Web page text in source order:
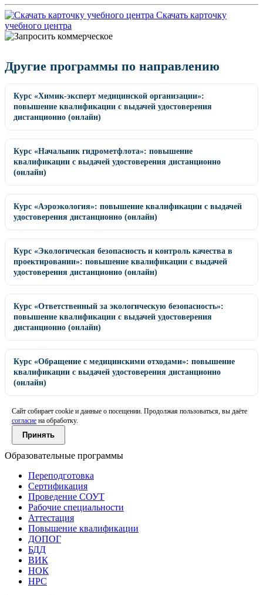
Скачать карточку
учебного центра
Другие программы по направлению
Курс «Химик-эксперт медицинской организации»:
повышение квалификации с выдачей удостоверения
дистанционно (онлайн)
Курс «Начальник гидрометфлота»: повышение
квалификации с выдачей удостоверения дистанционно
(онлайн)
Курс «Аэроэкология»: повышение квалификации с выдачей
удостоверения дистанционно (онлайн)
Курс «Экологическая безопасность и контроль качества в
проектировании»: повышение квалификации с выдачей
удостоверения дистанционно (онлайн)
Курс «Ответственный за экологическую безопасность»:
повышение квалификации с выдачей удостоверения
дистанционно (онлайн)
Курс «Обращение с медицинскими отходами»: повышение
квалификации с выдачей удостоверения дистанционно
(онлайн)
Сайт собирает cookie и данные о посещении. Продолжая пользоваться, вы даёте
согласие на обработку.
Принять
Образовательные программы
Переподготовка
Сертификация
Проведение СОУТ
Рабочие специальности
Аттестация
Повышение квалификации
ДОПОГ
БДД
ВИК
НОК
НРС